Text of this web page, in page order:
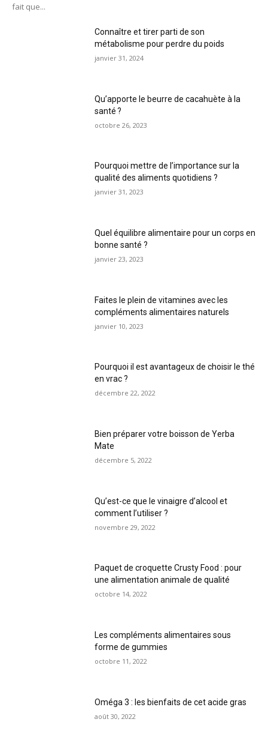
fait que...
Connaître et tirer parti de son
métabolisme pour perdre du poids
janvier 31, 2024
Qu’apporte le beurre de cacahuète à la
santé ?
octobre 26, 2023
Pourquoi mettre de l’importance sur la
qualité des aliments quotidiens ?
janvier 31, 2023
Quel équilibre alimentaire pour un corps en
bonne santé ?
janvier 23, 2023
Faites le plein de vitamines avec les
compléments alimentaires naturels
janvier 10, 2023
Pourquoi il est avantageux de choisir le thé
en vrac ?
décembre 22, 2022
Bien préparer votre boisson de Yerba
Mate
décembre 5, 2022
Qu’est-ce que le vinaigre d’alcool et
comment l’utiliser ?
novembre 29, 2022
Paquet de croquette Crusty Food : pour
une alimentation animale de qualité
octobre 14, 2022
Les compléments alimentaires sous
forme de gummies
octobre 11, 2022
Oméga 3 : les bienfaits de cet acide gras
août 30, 2022